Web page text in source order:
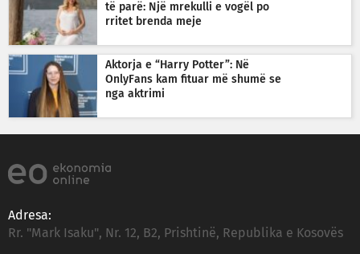
të parë: Një mrekulli e vogël po
rritet brenda meje
Aktorja e “Harry Potter”: Në
OnlyFans kam fituar më shumë se
nga aktrimi
Adresa:
Rr. "Mark Isaku", Nr. 12, B2, Prishtinë, Republika e Kosovës